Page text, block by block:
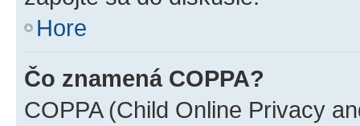
Hore
Čo znamená COPPA?
COPPA (Child Online Privacy